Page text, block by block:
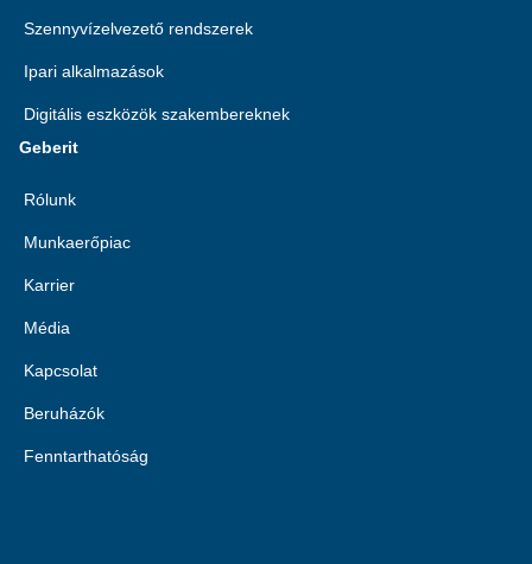
Szennyvízelvezető rendszerek
Ipari alkalmazások
Digitális eszközök szakembereknek
Geberit
Rólunk
Munkaerőpiac
Karrier
Média
Kapcsolat
Beruházók
Fenntarthatóság